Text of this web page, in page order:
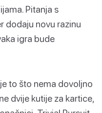
Pitanja s
dodaju novu razinu
igra bude
to što nema dovoljno
dvije kutije za kartice,